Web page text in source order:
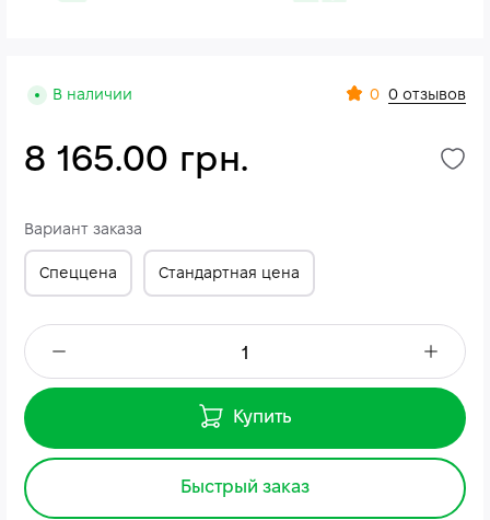
В наличии 0 0 отзывов
8 165.00 грн.
Вариант заказа
Спеццена Стандартная цена
Купить
Быстрый заказ